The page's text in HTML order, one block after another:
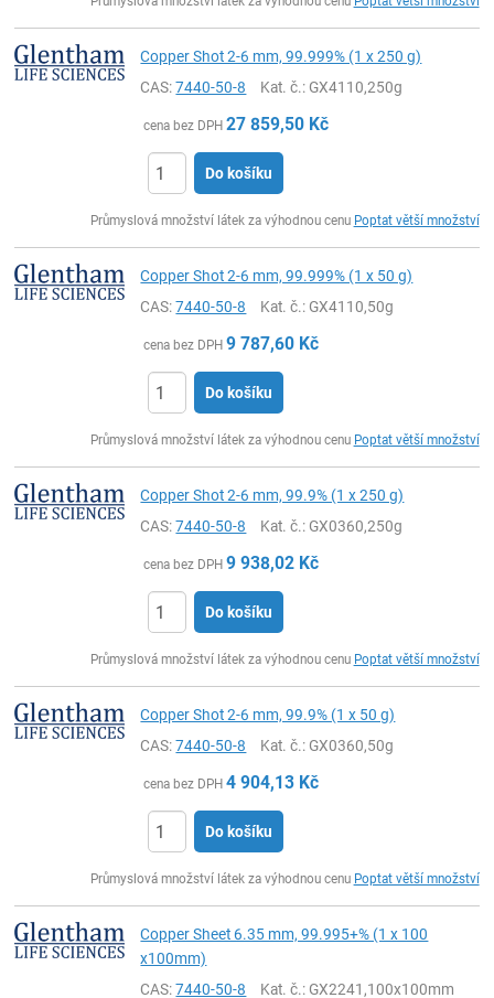
Copper Shot 2-6 mm, 99.999% (1 x 250 g)
CAS:7440-50-8 Kat. č.: GX4110,250g
cena bez DPH 27 859,50 Kč
Do košíku
Průmyslová množství látek za výhodnou cenu Poptat větší množství
Copper Shot 2-6 mm, 99.999% (1 x 50 g)
CAS:7440-50-8 Kat. č.: GX4110,50g
cena bez DPH 9 787,60 Kč
Do košíku
Průmyslová množství látek za výhodnou cenu Poptat větší množství
Copper Shot 2-6 mm, 99.9% (1 x 250 g)
CAS:7440-50-8 Kat. č.: GX0360,250g
cena bez DPH 9 938,02 Kč
Do košíku
Průmyslová množství látek za výhodnou cenu Poptat větší množství
Copper Shot 2-6 mm, 99.9% (1 x 50 g)
CAS:7440-50-8 Kat. č.: GX0360,50g
cena bez DPH 4 904,13 Kč
Do košíku
Průmyslová množství látek za výhodnou cenu Poptat větší množství
Copper Sheet 6.35 mm, 99.995+% (1 x 100
x100mm)
CAS:7440-50-8 Kat. č.: GX2241,100x100mm